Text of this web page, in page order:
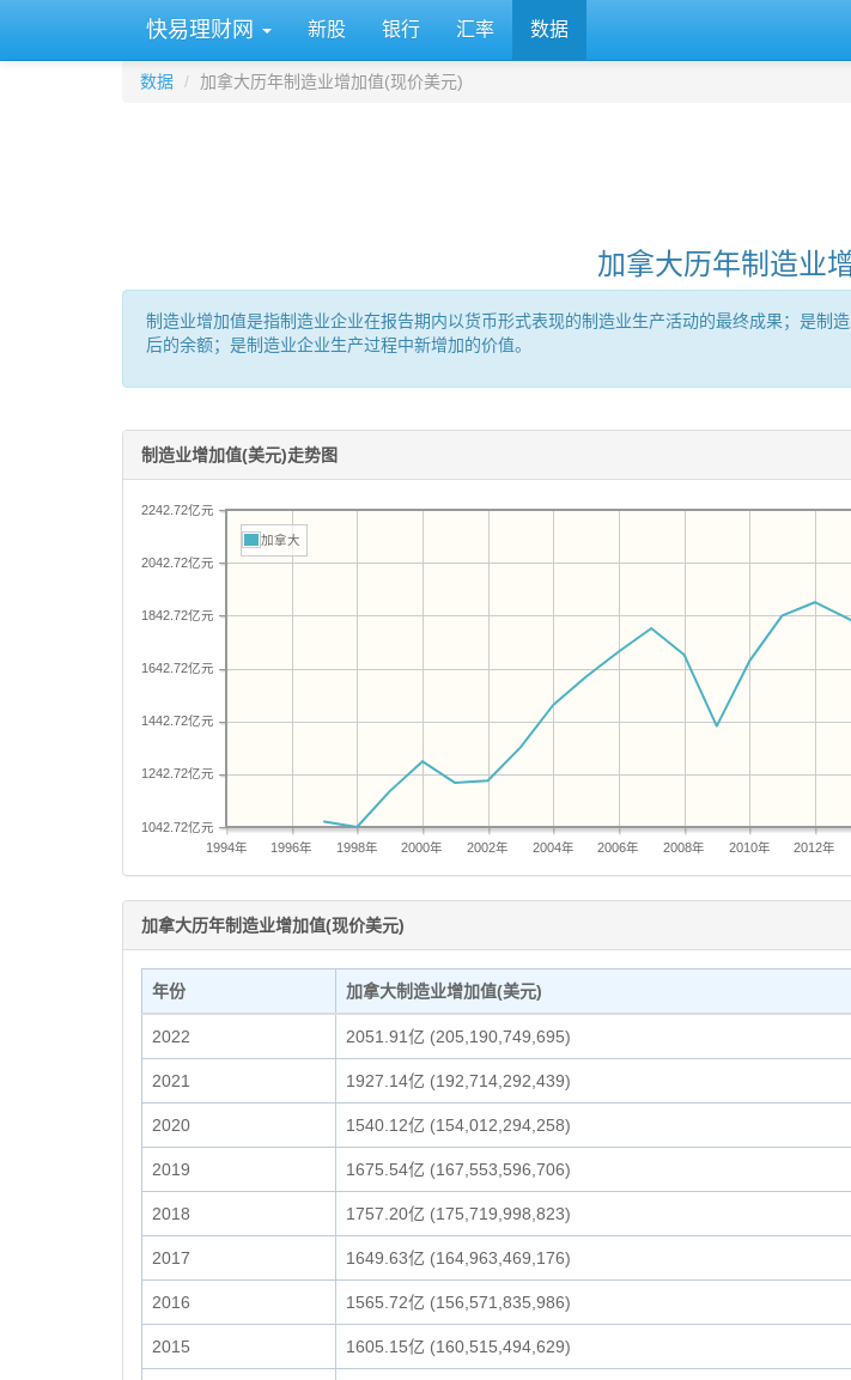
快易理财网 新股 银行 汇率 数据
数据 加拿大历年制造业增加值(现价美元)
加拿大历年制造业
制造业增加值是指制造业企业在报告期内以货币形式表现的制造业生产活动的最终成果；是制
后的余额；是制造业企业生产过程中新增加的价值。
制造业增加值(美元)走势图
1994年 1996年 1998年 2000年 2002年 2004年 2006年 2008年 2010年 2012年
1042.72亿元
1242.72亿元
1442.72亿元
1642.72亿元
1842.72亿元
2042.72亿元
2242.72亿元
加拿大
加拿大历年制造业增加值(现价美元)
年份 加拿大制造业增加值(美元)
2022 2051.91亿 (205,190,749,695)
2021 1927.14亿 (192,714,292,439)
2020 1540.12亿 (154,012,294,258)
2019 1675.54亿 (167,553,596,706)
2018 1757.20亿 (175,719,998,823)
2017 1649.63亿 (164,963,469,176)
2016 1565.72亿 (156,571,835,986)
2015 1605.15亿 (160,515,494,629)